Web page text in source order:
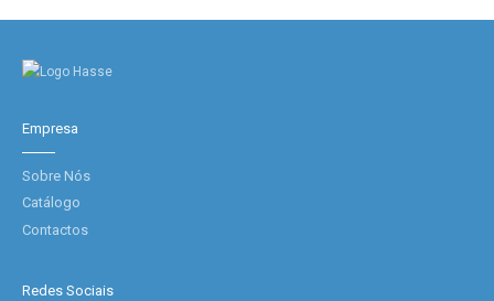
Empresa
Sobre Nós
Catálogo
Contactos
Redes Sociais